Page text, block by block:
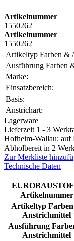
Artikelnummer
1550262
Artikelnummer
1550262
Artikeltyp Farben &
Ausführung Farben
Marke:
Einsatzbereich:
Basis:
Anstrichart:
Lagerware
Lieferzeit 1 - 3
Hofheim-Wallau: auf
Abholbereit in 2
Zur Merkliste
Technische Daten
Artikelnummer
Artikeltyp
Anstrichmittel
Ausführung
Anstrichmittel